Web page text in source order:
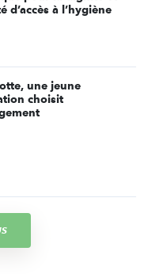
d’accès à l’hygiène
une jeune
choisit